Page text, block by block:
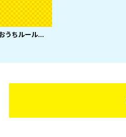
ブラックチャンネル おうちルールを勝手に改造してみた！